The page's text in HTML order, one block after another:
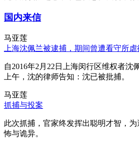
国内来信
马亚莲
上海沈佩兰被逮捕，期间曾遭看守所虐
自2016年2月22日上海闵行区维权者
上午，沈的律师告知：沈已被批捕。
马亚莲
抓捕与投案
此次抓捕，官家终发挥出聪明才智，
怖与诡异。